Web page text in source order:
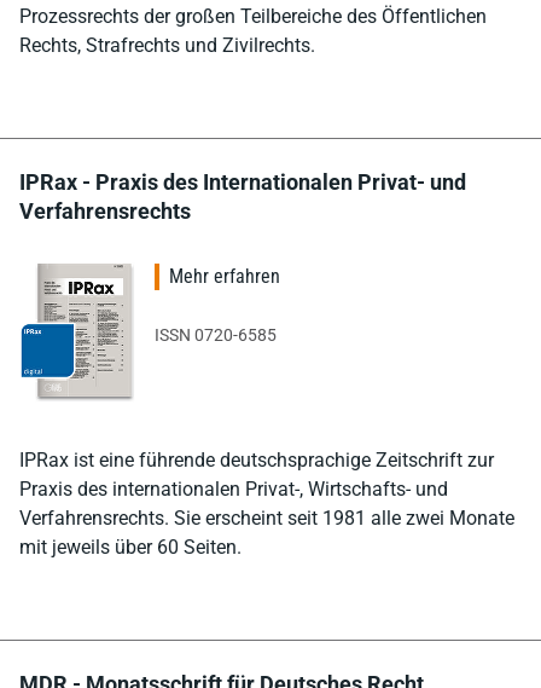
Prozessrechts der großen Teilbereiche des Öffentlichen
Rechts, Strafrechts und Zivilrechts.
IPRax - Praxis des Internationalen Privat- und
Verfahrensrechts
IPRax ist eine führende deutschsprachige Zeitschrift zur
Praxis des internationalen Privat-, Wirtschafts- und
Verfahrensrechts. Sie erscheint seit 1981 alle zwei Monate
mit jeweils über 60 Seiten.
Mehr erfahren
ISSN 0720-6585